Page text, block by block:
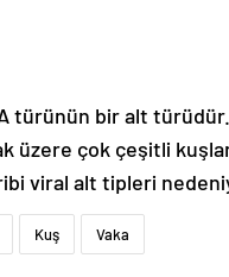
türünün bir alt
üzere çok çeşitli
viral alt tipleri
Kuş Vaka